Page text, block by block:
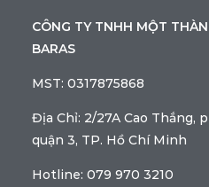
CÔNG TY TNHH MỘT
BARAS
MST: 0317875868
Địa Chỉ: 2/27A Cao Thắng,
quận 3, TP. Hồ Chí Minh
Hotline: 079 970 3210